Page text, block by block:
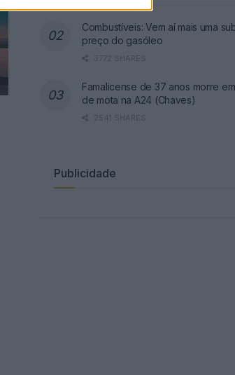
Combustíveis: Vem aí mais uma
preço do gasóleo
3772 SHARES
Famalicense de 37 anos morre
de mota na A24 (Chaves)
2541 SHARES
Publicidade